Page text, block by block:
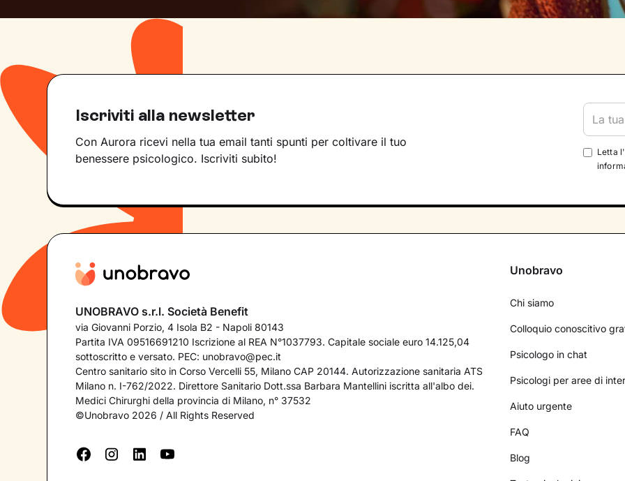
Iscriviti alla newsletter
Con Aurora ricevi nella tua email tanti spunti per coltivare il tuo
benessere psicologico. Iscriviti subito!
Letta l'
UNOBRAVO s.r.l. Società Benefit
via Giovanni Porzio, 4 Isola B2 - Napoli 80143
Partita IVA 09516691210 Iscrizione al REA N°1037793. Capitale sociale euro 14.125,04
sottoscritto e versato. PEC: unobravo@pec.it
Centro sanitario sito in Corso Vercelli 55, Milano CAP 20144. Autorizzazione sanitaria ATS
Milano n. I-762/2022. Direttore Sanitario Dott.ssa Barbara Mantellini iscritta all'albo dei.
Medici Chirurghi della provincia di Milano, n° 37532
©Unobravo 2026 / All Rights Reserved
Unobravo
Chi siamo
Colloquio conoscitivo
Psicologo in chat
Psicologi per aree di
Aiuto urgente
FAQ
Blog